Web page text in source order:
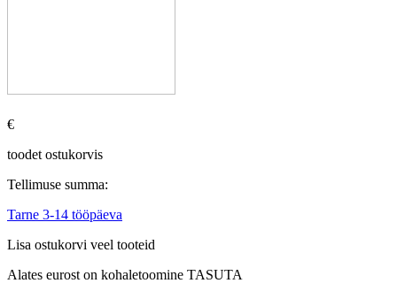
€
toodet ostukorvis
Tellimuse summa:
Tarne 3-14 tööpäeva
Lisa ostukorvi veel tooteid
Alates eurost on kohaletoomine TASUTA